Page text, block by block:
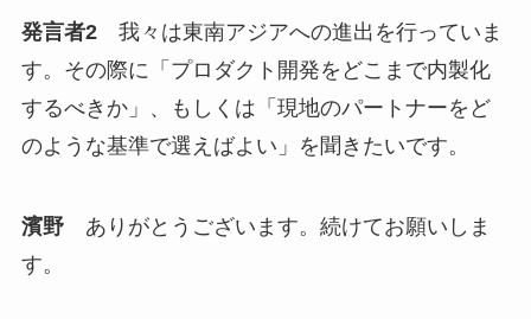
発言者2我々は東南アジアへの進出を行っていま
す。その際に「プロダクト開発をどこまで内製化
するべきか」、もしくは「現地のパートナーをど
のような基準で選えばよい」を聞きたいです。
濱野ありがとうございます。続けてお願いしま
す。